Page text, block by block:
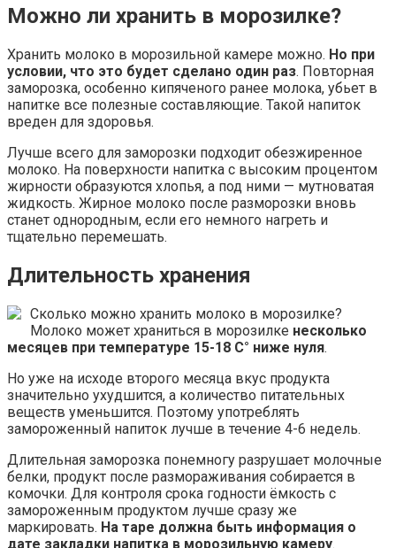
Можно ли хранить в морозилке?
Хранить молоко в морозильной камере можно. Но при
условии, что это будет сделано один раз. Повторная
заморозка, особенно кипяченого ранее молока, убьет в
напитке все полезные составляющие. Такой напиток
вреден для здоровья.
Лучше всего для заморозки подходит обезжиренное
молоко. На поверхности напитка с высоким процентом
жирности образуются хлопья, а под ними — мутноватая
жидкость. Жирное молоко после разморозки вновь
станет однородным, если его немного нагреть и
тщательно перемешать.
Длительность хранения
Сколько можно хранить молоко в морозилке?
Молоко может храниться в морозилке несколько
месяцев при температуре 15-18 C° ниже нуля.
Но уже на исходе второго месяца вкус продукта
значительно ухудшится, а количество питательных
веществ уменьшится. Поэтому употреблять
замороженный напиток лучше в течение 4-6 недель.
Длительная заморозка понемногу разрушает молочные
белки, продукт после размораживания собирается в
комочки. Для контроля срока годности ёмкость с
замороженным продуктом лучше сразу же
маркировать. На таре должна быть информация о
дате закладки напитка в морозильную камеру.